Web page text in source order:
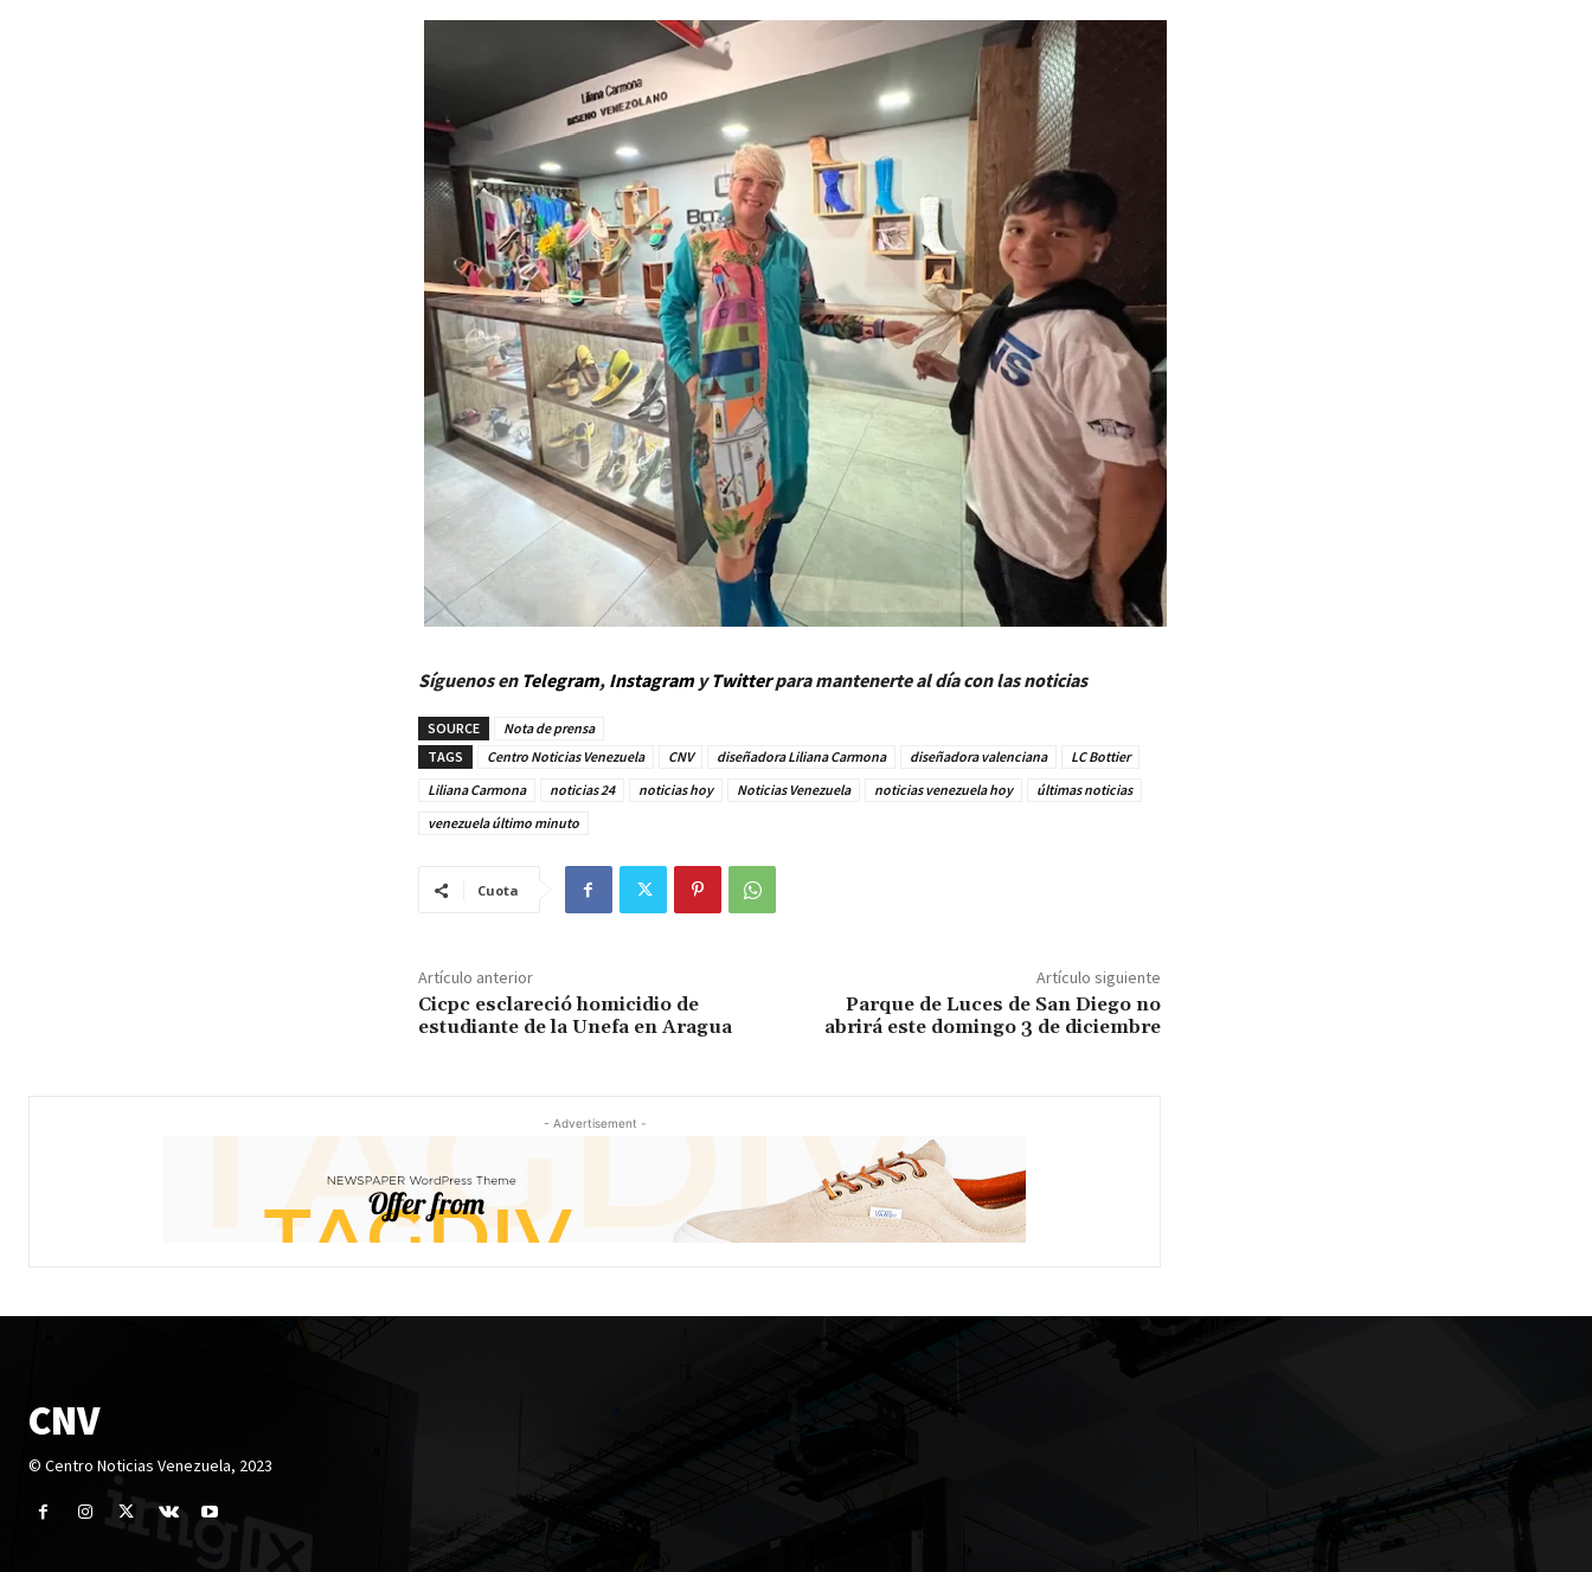
Síguenos en Telegram, InstagramyTwitterpara mantenerte al día con las noticias
SOURCE
Nota de prensa
TAGS
Centro Noticias Venezuela CNV diseñadora Liliana Carmona diseñadora valenciana
LC Bottier
Liliana Carmona
noticias 24 noticias hoy Noticias Venezuela noticias venezuela hoy
últimas noticias
venezuela último minuto
Cuota
Artículo anterior
Cicpc esclareció homicidio de
estudiante de la Unefa en Aragua
Artículo siguiente
Parque de Luces de San Diego no
abrirá este domingo 3 de diciembre
- Advertisement -
CNV
© Centro Noticias Venezuela, 2023